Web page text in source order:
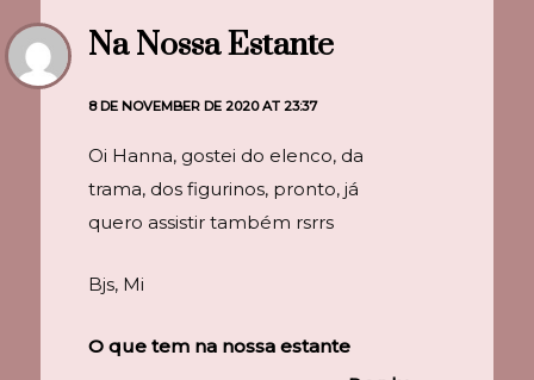
Na Nossa Estante
8 DE NOVEMBER DE 2020 AT 23:37
Oi Hanna, gostei do elenco, da
trama, dos figurinos, pronto, já
quero assistir também rsrrs
Bjs, Mi
O que tem na nossa estante